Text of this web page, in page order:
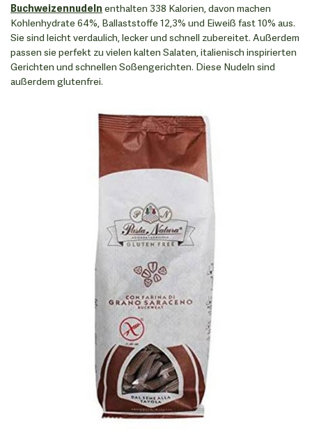
Buchweizennudeln enthalten 338 Kalorien, davon machen
Kohlenhydrate 64%, Ballaststoffe 12,3% und Eiweiß fast 10% aus.
Sie sind leicht verdaulich, lecker und schnell zubereitet. Außerdem
passen sie perfekt zu vielen kalten Salaten, italienisch inspirierten
Gerichten und schnellen Soßengerichten. Diese Nudeln sind
außerdem glutenfrei.